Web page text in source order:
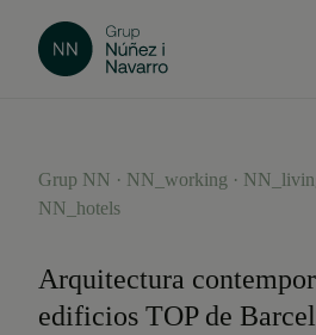
Grup NN · NN_working ·
NN_hotels
Arquitectura
edificios TOP de